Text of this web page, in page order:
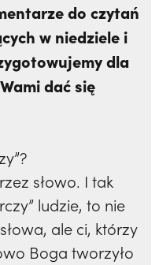
do czytań
w niedziele i
dla
dać się
słowo. I tak
ludzie, to nie
ale ci, którzy
Boga tworzyło